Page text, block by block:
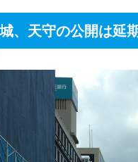
、天守の公開は延